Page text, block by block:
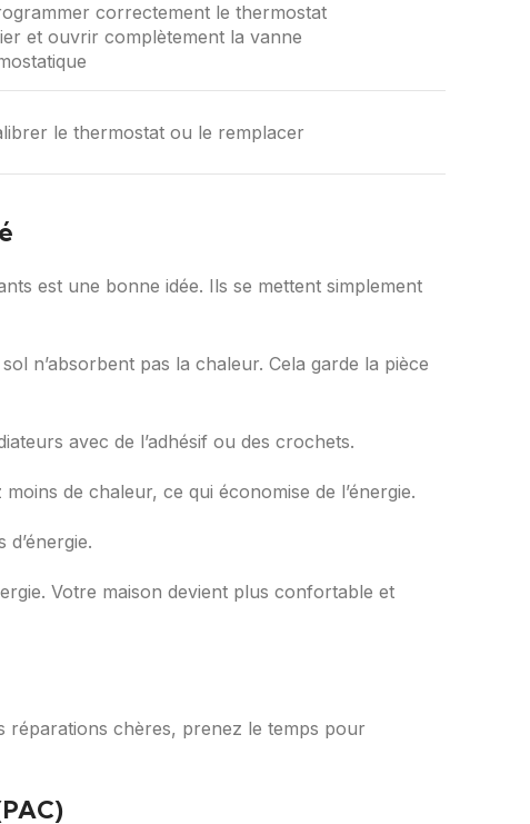
correctement le thermostat
et ouvrir complètement la vanne
le thermostat ou le remplacer
est une bonne idée. Ils se mettent simplement
n’absorbent pas la chaleur. Cela garde la pièce
avec de l’adhésif ou des crochets.
de chaleur, ce qui économise de l’énergie.
Votre maison devient plus confortable et
réparations chères, prenez le temps pour